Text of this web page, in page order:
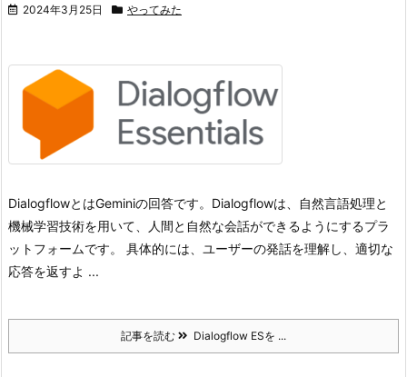
2024年3月25日 やってみた
DialogflowとはGeminiの回答です。 Dialogflowは、自然言語処理と
機械学習技術を用いて、人間と自然な会話ができるようにするプラ
ットフォームです。 具体的には、ユーザーの発話を理解し、適切な
応答を返すよ ...
記事を読む Dialogflow ESを ...